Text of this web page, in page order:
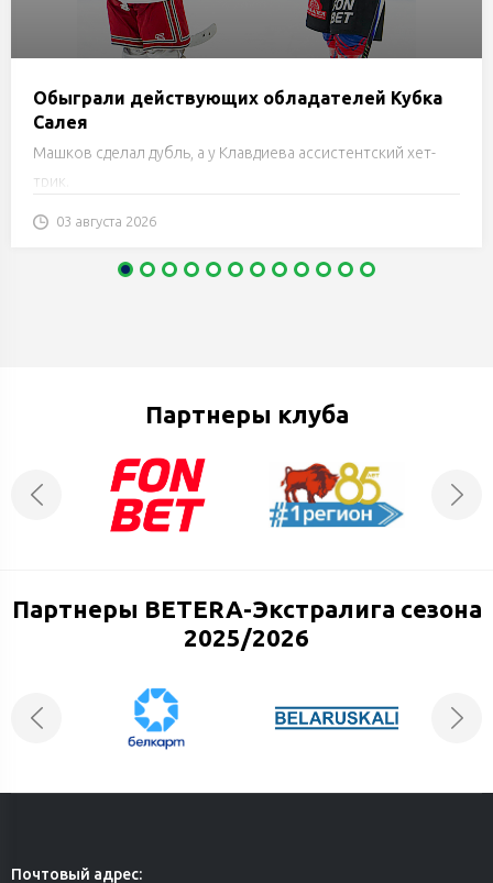
Обыграли действующих обладателей Кубка
Салея
Машков сделал дубль, а у Клавдиева ассистентский хет-
трик.
03 августа 2026
Партнеры клуба
Партнеры BETERA-Экстралига сезона
2025/2026
Почтовый адрес: